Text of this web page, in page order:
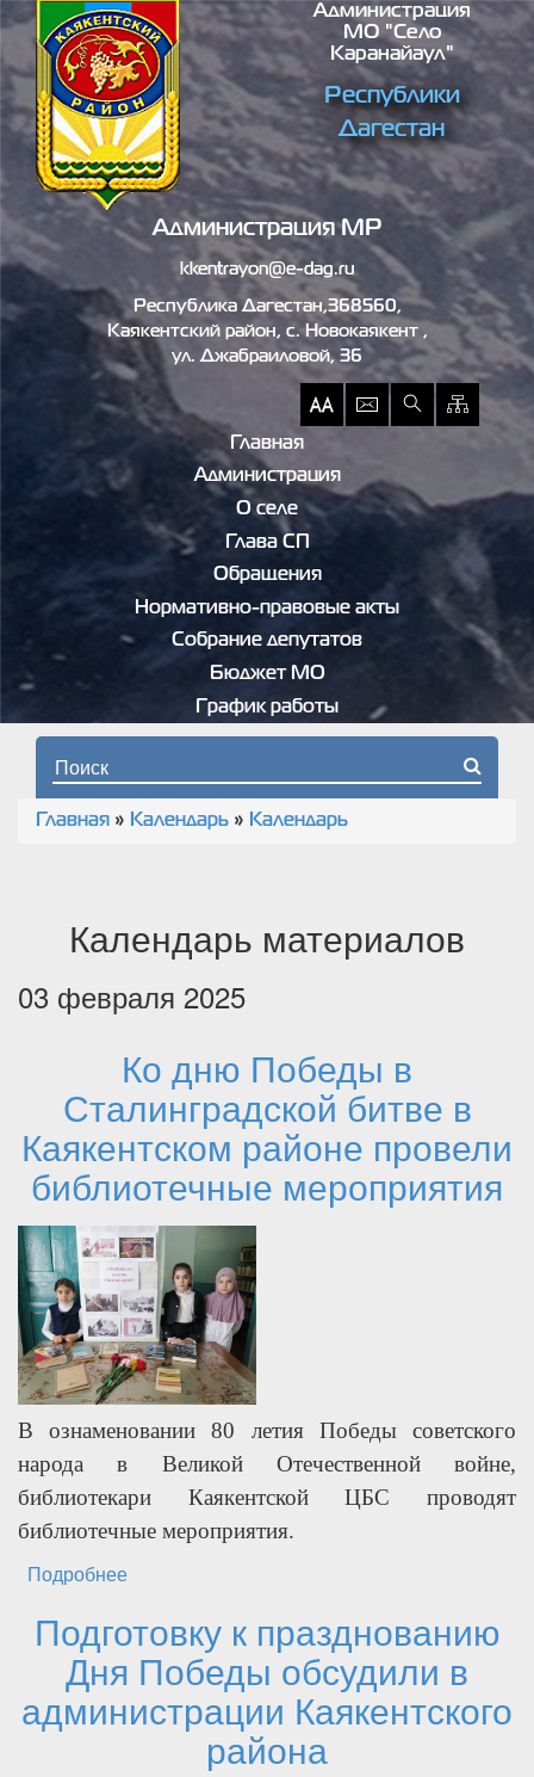
Перейти к основному содержаниюАдминистрация
МО "село
Каранайаул"
Республики
Дагестан
Администрация МР
kkentrayon@e-dag.ru
Республика Дагестан,368560,
Каякентский район, c. Новокаякент ,
ул. Джабраиловой, 36
Главная
Администрация
О селе
Глава СП
Обращения
Нормативно-правовые акты
Собрание депутатов
Бюджет МО
График работы
Форма поиска
Вы здесь
Главная » Календарь » Календарь
Календарь материалов
03 февраля 2025
Ко дню Победы в
Сталинградской битве в
Каякентском районе провели
библиотечные мероприятия
В ознаменовании 80 летия Победы советского
народа в Великой Отечественной войне,
библиотекари Каякентской ЦБС проводят
библиотечные мероприятия.
Подробнее
мероприятия
Подготовку к празднованию
Дня Победы обсудили в
администрации Каякентского
района